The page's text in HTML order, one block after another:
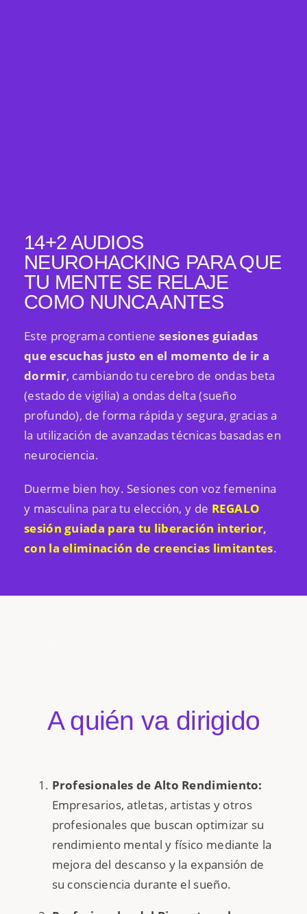
14+2 AUDIOS
NEUROHACKING PARA QUE
TU MENTE SE RELAJE
COMO NUNCA ANTES
Este programa contiene sesiones guiadas
que escuchas justo en el momento de ir a
dormir, cambiando tu cerebro de ondas beta
(estado de vigilia) a ondas delta (sueño
profundo), de forma rápida y segura, gracias a
la utilización de avanzadas técnicas basadas en
neurociencia.
Duerme bien hoy. Sesiones con voz femenina
y masculina para tu elección, y de REGALO
sesión guiada para tu liberación interior,
con la eliminación de creencias limitantes.
A quién va dirigido
Profesionales de Alto Rendimiento:
Empresarios, atletas, artistas y otros
profesionales que buscan optimizar su
rendimiento mental y físico mediante la
mejora del descanso y la expansión de
su consciencia durante el sueño.